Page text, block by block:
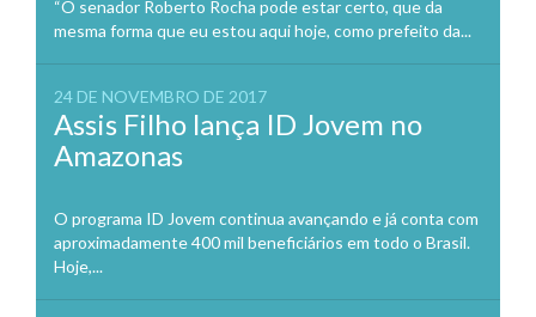
“O senador Roberto Rocha pode estar certo, que da
mesma forma que eu estou aqui hoje, como prefeito da...
24 DE NOVEMBRO DE 2017
Assis Filho lança ID Jovem no
Amazonas
O programa ID Jovem continua avançando e já conta com
aproximadamente 400 mil beneficiários em todo o Brasil.
Hoje,...